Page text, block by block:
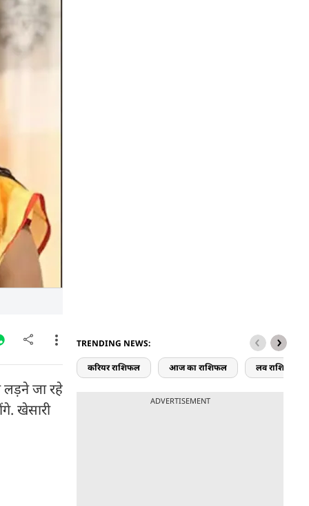
लड़ने जा रहे
खेसारी
TRENDING NEWS:
करियर राशिफल आज का राशिफल लव राशिफल
ADVERTISEMENT